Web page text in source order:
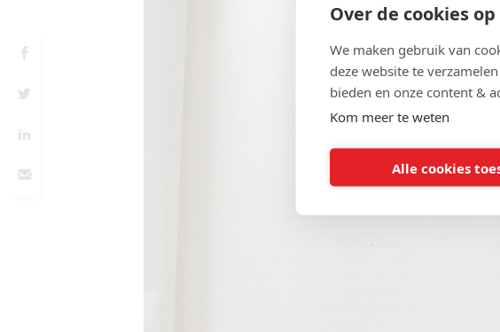
Over de cookies
We maken gebruik van
deze website te
bieden en onze content &
Kom meer te weten
Alle cookies